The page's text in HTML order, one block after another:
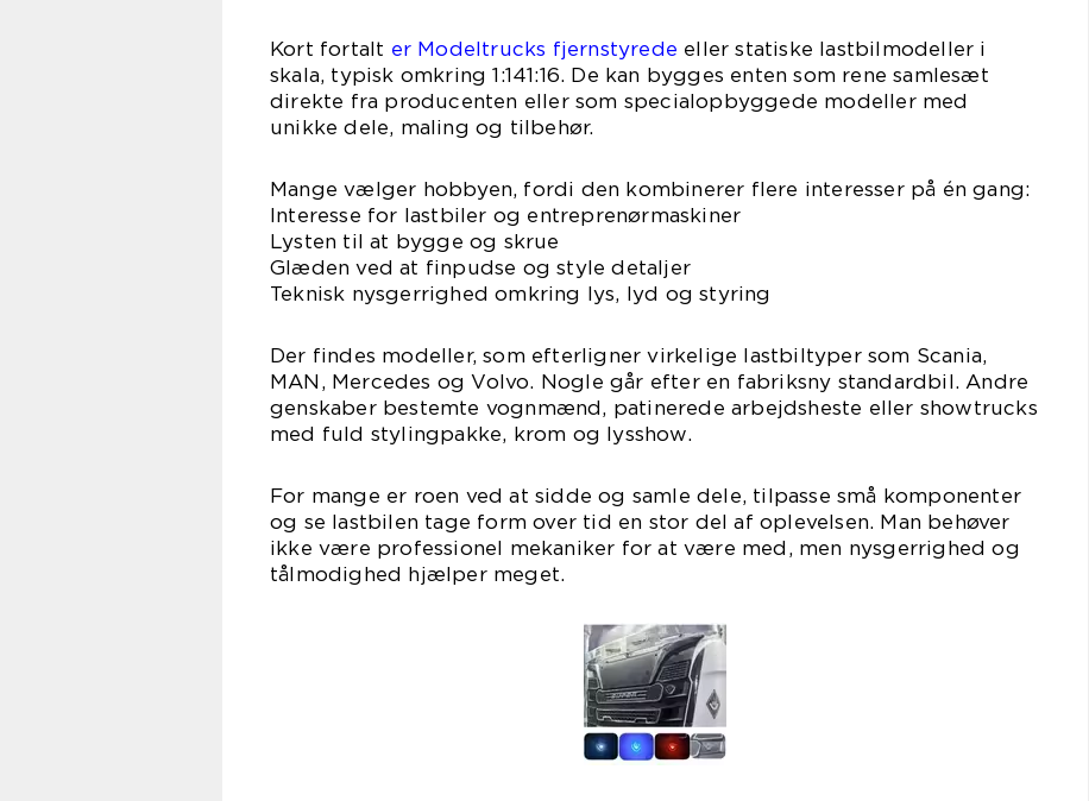
Kort fortalt er Modeltrucks fjernstyrede eller statiske lastbilmodeller i
skala, typisk omkring 1:141:16. De kan bygges enten som rene samlesæt
direkte fra producenten eller som specialopbyggede modeller med
unikke dele, maling og tilbehør.
Mange vælger hobbyen, fordi den kombinerer flere interesser på én gang:
Interesse for lastbiler og entreprenørmaskiner
Lysten til at bygge og skrue
Glæden ved at finpudse og style detaljer
Teknisk nysgerrighed omkring lys, lyd og styring
Der findes modeller, som efterligner virkelige lastbiltyper som Scania,
MAN, Mercedes og Volvo. Nogle går efter en fabriksny standardbil. Andre
genskaber bestemte vognmænd, patinerede arbejdsheste eller showtrucks
med fuld stylingpakke, krom og lysshow.
For mange er roen ved at sidde og samle dele, tilpasse små komponenter
og se lastbilen tage form over tid en stor del af oplevelsen. Man behøver
ikke være professionel mekaniker for at være med, men nysgerrighed og
tålmodighed hjælper meget.